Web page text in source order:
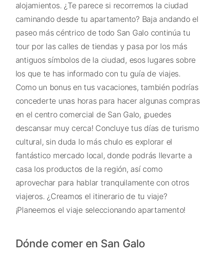
alojamientos. ¿Te parece si recorremos la ciudad
caminando desde tu apartamento? Baja andando el
paseo más céntrico de todo San Galo continúa tu
tour por las calles de tiendas y pasa por los más
antiguos símbolos de la ciudad, esos lugares sobre
los que te has informado con tu guía de viajes.
Como un bonus en tus vacaciones, también podrías
concederte unas horas para hacer algunas compras
en el centro comercial de San Galo, ¡puedes
descansar muy cerca! Concluye tus días de turismo
cultural, sin duda lo más chulo es explorar el
fantástico mercado local, donde podrás llevarte a
casa los productos de la región, así como
aprovechar para hablar tranquilamente con otros
viajeros. ¿Creamos el itinerario de tu viaje?
¡Planeemos el viaje seleccionando apartamento!
Dónde comer en San Galo